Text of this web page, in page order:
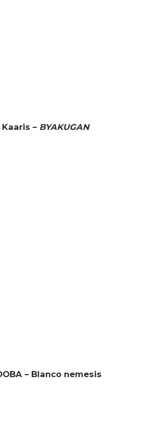
Kaaris – BYAKUGAN
– Blanco nemesis